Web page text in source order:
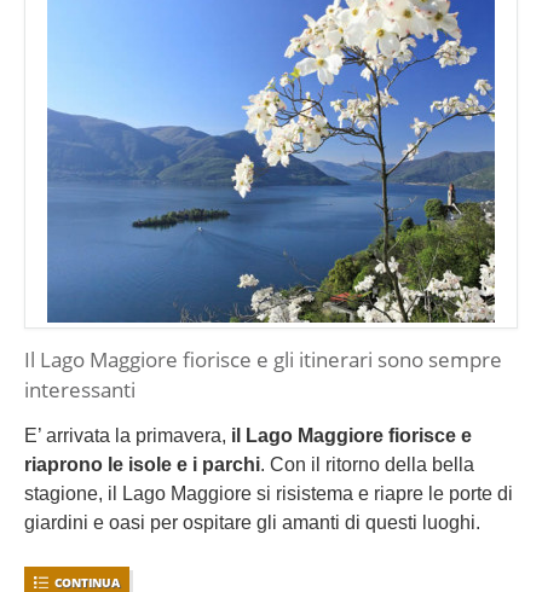
Il Lago Maggiore fiorisce e gli itinerari sono sempre
interessanti
E’ arrivata la primavera, il Lago Maggiore fiorisce e
riaprono le isole e i parchi. Con il ritorno della bella
stagione, il Lago Maggiore si risistema e riapre le porte di
giardini e oasi per ospitare gli amanti di questi luoghi.
CONTINUA